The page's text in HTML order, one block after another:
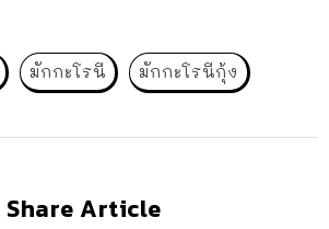
มักกะโรนี มักกะโรนีกุ้ง
Share Article